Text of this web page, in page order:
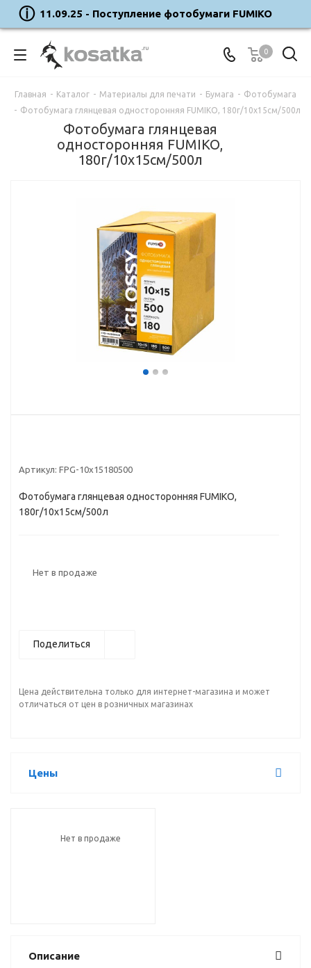
11.09.25 - Поступление фотобумаги FUMIKO
0
Главная - Каталог - Материалы для печати - Бумага - Фотобумага
- Фотобумага глянцевая односторонняя FUMIKO, 180г/10х15см/500л
Фотобумага глянцевая
односторонняя FUMIKO,
180г/10х15см/500л
Артикул: FPG-10х15180500
Фотобумага глянцевая односторонняя FUMIKO,
180г/10х15см/500л
Нет в продаже
Поделиться
Цена действительна только для интернет-магазина и может
отличаться от цен в розничных магазинах
Цены
Нет в продаже
Описание